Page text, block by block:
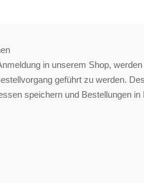
in unserem Shop,
geführt zu werden.
speichern und Bestellungen in